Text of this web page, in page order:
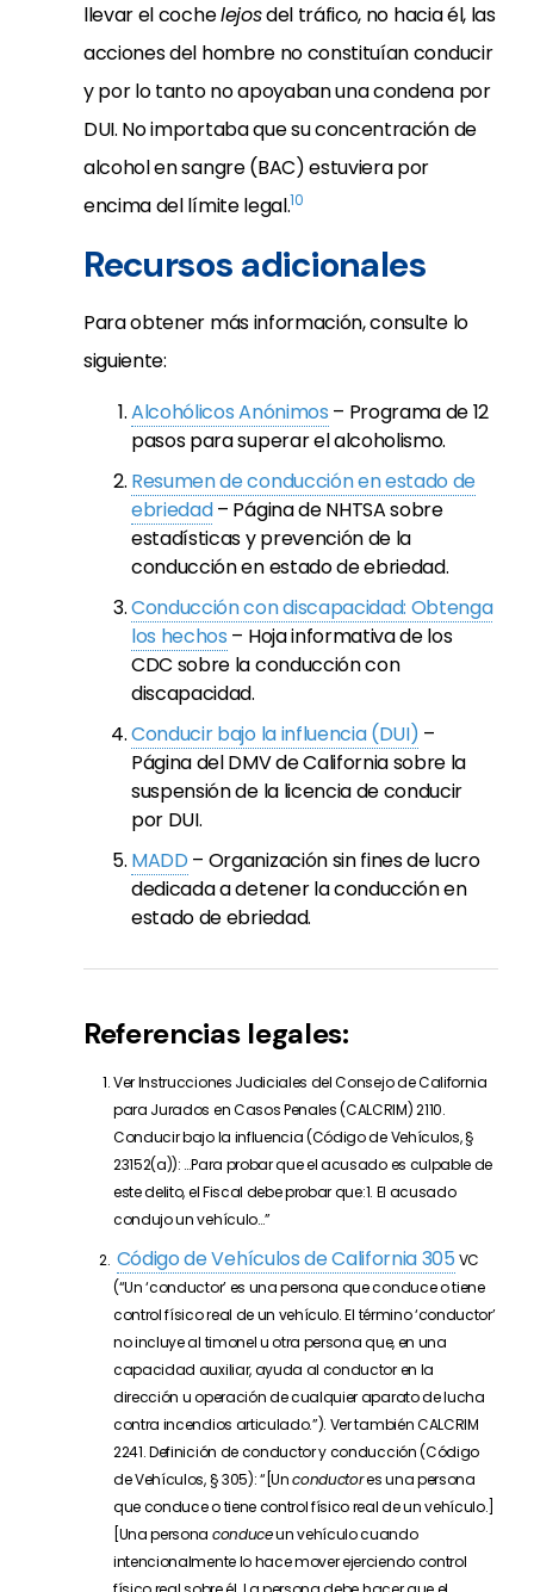
llevar el cochelejosdel tráfico, no hacia él, las
acciones del hombre no constituían conducir
y por lo tanto no apoyaban una condena por
DUI. No importaba que su concentración de
alcohol en sangre (BAC) estuviera por
encima del límite legal.10
Recursos adicionales
Para obtener más información, consulte lo
siguiente:
Alcohólicos Anónimos – Programa de 12
pasos para superar el alcoholismo.
Resumen de conducción en estado de
ebriedad– Página de NHTSA sobre
estadísticas y prevención de la
conducción en estado de ebriedad.
Conducción con discapacidad: Obtenga
los hechos – Hoja informativa de los
CDC sobre la conducción con
discapacidad.
Conducir bajo la influencia (DUI) –
Página del DMV de California sobre la
suspensión de la licencia de conducir
por DUI.
MADD – Organización sin fines de lucro
dedicada a detener la conducción en
estado de ebriedad.
Referencias legales:
Ver Instrucciones Judiciales del Consejo de California
para Jurados en Casos Penales (CALCRIM) 2110.
Conducir bajo la influencia (Código de Vehículos, §
23152(a)): …Para probar que el acusado es culpable de
este delito, el Fiscal debe probar que:1. El acusado
condujo un vehículo…”
Código de Vehículos de California 305 VC
(“Un ‘conductor’ es una persona que conduce o tiene
control físico real de un vehículo. El término ‘conductor’
no incluye al timonel u otra persona que, en una
capacidad auxiliar, ayuda al conductor en la
dirección u operación de cualquier aparato de lucha
contra incendios articulado.”). Ver también CALCRIM
2241. Definición de conductor y conducción (Código
de Vehículos, § 305): “[Unconductores una persona
que conduce o tiene control físico real de un vehículo.]
[Una persona conduceun vehículo cuando
intencionalmente lo hace mover ejerciendo control